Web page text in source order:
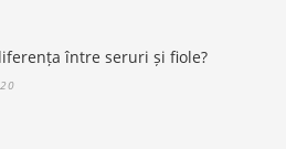
între seruri și fiole?